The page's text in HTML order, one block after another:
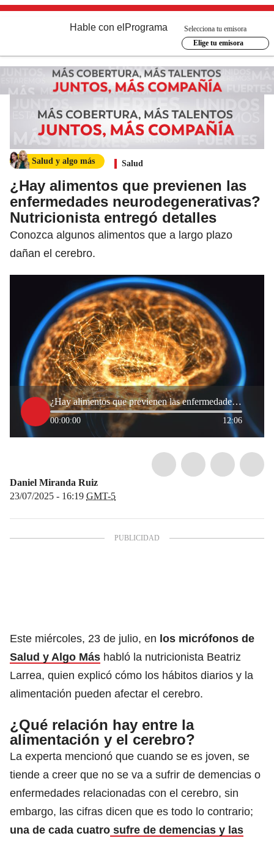
Hable con el Programa
Selecciona tu emisora
Elige tu emisora
Salud y algo más Salud
¿Hay alimentos que previenen las
enfermedades neurodegenerativas?
Nutricionista entregó detalles
Conozca algunos alimentos que a largo plazo
dañan el cerebro.
¿Hay alimentos que previenen las enfermedades neurodegenerativas? Nutricionista entregó detalles
00:00:00 12:06
Daniel Miranda Ruiz
23/07/2025 - 16:19 GMT-5
Este miércoles, 23 de julio, en los micrófonos de
Salud y Algo Más habló la nutricionista Beatriz
Larrea, quien explicó cómo los hábitos diarios y la
alimentación pueden afectar el cerebro.
¿Qué relación hay entre la
alimentación y el cerebro?
La experta mencionó que cuando se es joven, se
tiende a creer que no se va a sufrir de demencias o
enfermedades relacionadas con el cerebro, sin
embargo, las cifras dicen que es todo lo contrario;
una de cada cuatro sufre de demencias y las